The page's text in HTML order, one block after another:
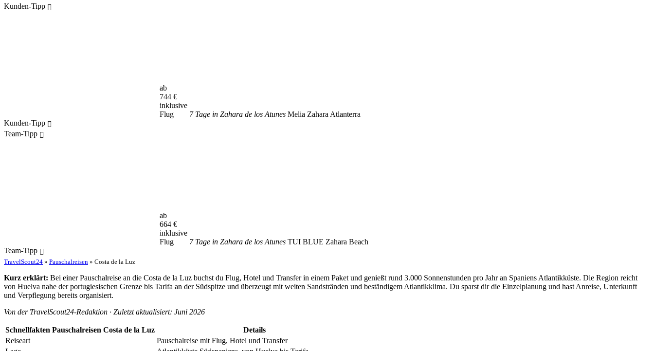
Kunden-Tipp
ab
744 €
inklusive
Flug
7 Tage in Zahara de los Atunes Melia Zahara Atlanterra
Kunden-Tipp
Team-Tipp
ab
664 €
inklusive
Flug
7 Tage in Zahara de los Atunes TUI BLUE Zahara Beach
Team-Tipp
TravelScout24 » Pauschalreisen » Costa de la Luz
Kurz erklärt: Bei einer Pauschalreise an die Costa de la Luz buchst du Flug, Hotel und Transfer in einem Paket und genießt rund 3.000 Sonnenstunden pro Jahr an Spaniens Atlantikküste. Die Region reicht
von Huelva nahe der portugiesischen Grenze bis Tarifa an der Südspitze und überzeugt mit weiten Sandstränden und beständigem Atlantikklima. Du sparst dir die Einzelplanung und hast Anreise, Unterkunft
und Verpflegung bereits organisiert.
Von der TravelScout24-Redaktion · Zuletzt aktualisiert: Juni 2026
Schnellfakten Pauschalreisen Costa de la Luz
Details
Reiseart
Pauschalreise mit Flug, Hotel und Transfer